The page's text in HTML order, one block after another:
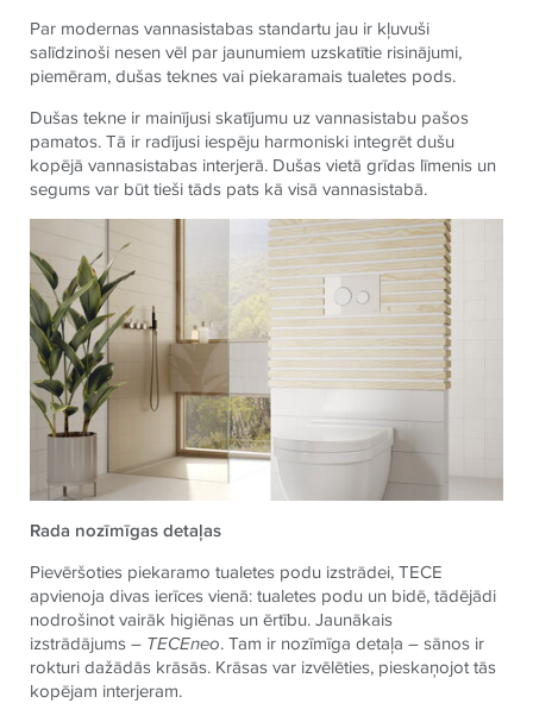
Par modernas vannasistabas standartu jau ir kļuvuši
salīdzinoši nesen vēl par jaunumiem uzskatītie risinājumi,
piemēram, dušas teknes vai piekaramais tualetes pods.
Dušas tekne ir mainījusi skatījumu uz vannasistabu pašos
pamatos. Tā ir radījusi iespēju harmoniski integrēt dušu
kopējā vannasistabas interjerā. Dušas vietā grīdas līmenis un
segums var būt tieši tāds pats kā visā vannasistabā.
Rada nozīmīgas detaļas
Pievēršoties piekaramo tualetes podu izstrādei,TECE
apvienoja divas ierīces vienā: tualetes podu un bidē, tādējādi
nodrošinot vairāk higiēnas un ērtību. Jaunākais
izstrādājums – TECEneo. Tam ir nozīmīga detaļa – sānos ir
rokturi dažādās krāsās. Krāsas var izvēlēties, pieskaņojot tās
kopējam interjeram.